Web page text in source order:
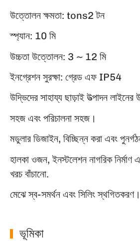
উত্তোলন ক্ষমতা: tons2 টন
স্প্যান: 10 মি
উচ্চতা উত্তোলন: 3 ~ 12 মি
ইনগ্রেশন সুরক্ষা: গ্রেড এফ IP54
উদ্ভিদের সাহায্য ছাড়াই উত্পাদন
সহজ এবং পরিচালনা সহজ।
মডুলার ডিজাইন, বিচ্ছিন্ন করা এবং
হালকা ওজন, ইনস্টলেশন নাগরিক নির্মাণ
খরচ বাঁচানো.
মেঝে স্ব-সমর্থন এবং সিলিং স্থগিতকরণ।
ভূমিকা